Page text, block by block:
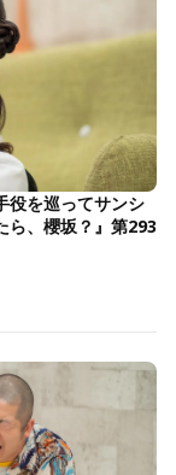
役を巡ってサンシ
ら、櫻坂？』第293